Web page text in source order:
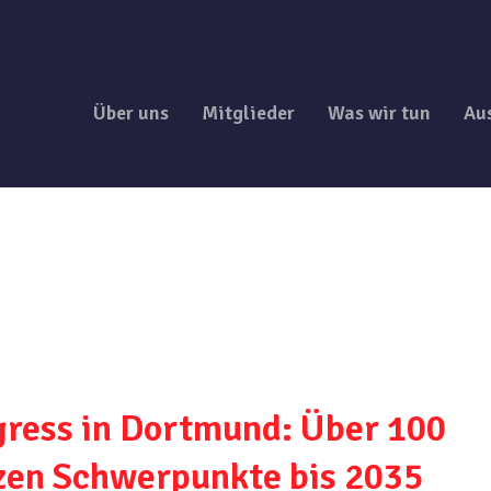
Über uns Mitglieder Was wir tun
in Dortmund: Über 100
Schwerpunkte bis 2035